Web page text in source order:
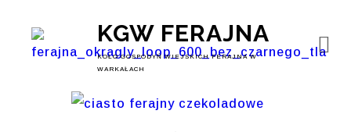
KGW FERAJNA
KOŁO GOSPODYŃ WIEJSKICH FERAJNA W
WARKAŁACH